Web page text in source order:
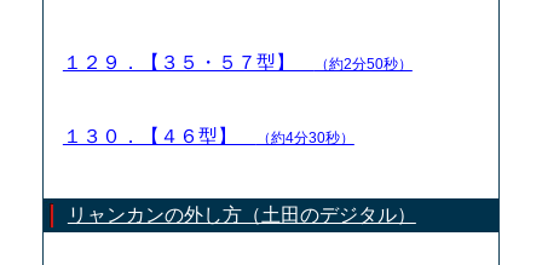
１２９．【３５・５７型】 （約2分50秒）
１３０．【４６型】 （約4分30秒）
リャンカンの外し方（土田のデジタル）